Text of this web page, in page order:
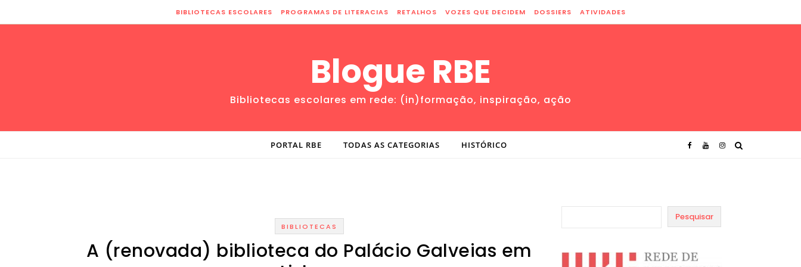
BIBLIOTECAS ESCOLARES PROGRAMAS DE LITERACIAS RETALHOS VOZES QUE DECIDEM DOSSIERS ATIVIDADES
Blogue RBE
Bibliotecas escolares em rede: (in)formação, inspiração, ação
PORTAL RBE TODAS AS CATEGORIAS HISTÓRICO
BIBLIOTECAS
A (renovada) biblioteca do Palácio Galveias em
Pesquisar